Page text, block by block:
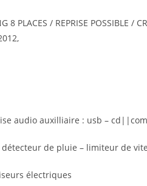
PLACES / REPRISE POSSIBLE /
audio auxilliaire : usb –
de pluie – limiteur de
électriques